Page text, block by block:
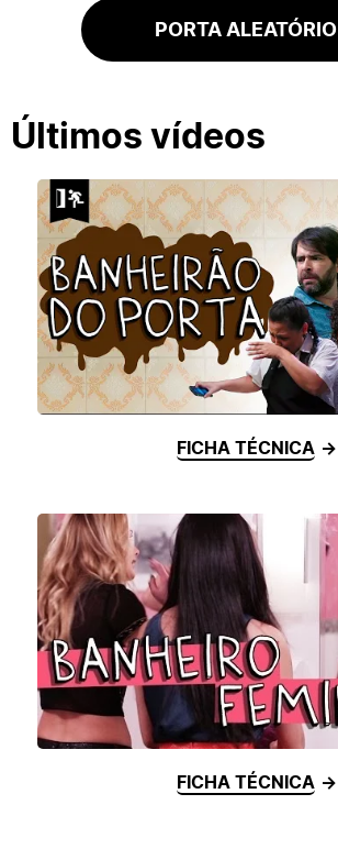
PORTA ALEATÓRIO
Últimos vídeos
FICHA TÉCNICA
FICHA TÉCNICA